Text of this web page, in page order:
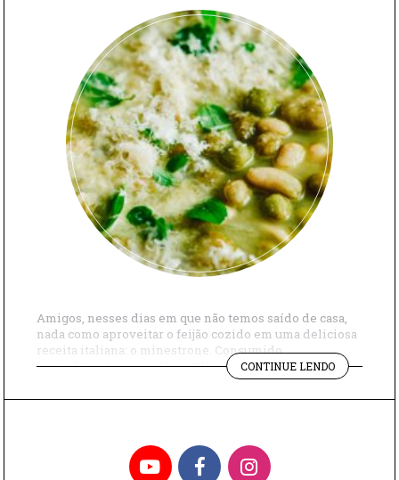
Amigos, nesses dias em que não temos saído de casa,
nada como aproveitar o feijão cozido em uma deliciosa
receita italiana: o minestrone. Consumido
normalmente no verão na Itália, ele nada mais é que
uma sopa de legumes e é uma boa forma de aproveitar o
feijão cozido. Segundo o site do Palazzo Ducale de […]
CONTINUE LENDO"SOPA
COM
FEIJÃO
YouTubeFacebookInstagram